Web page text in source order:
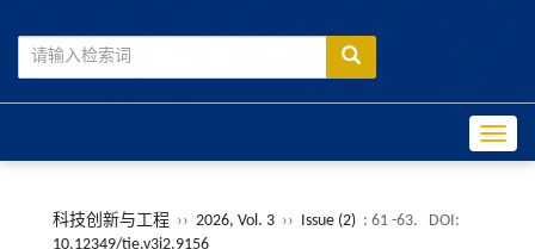
科技创新与工程 ›› 2026, Vol. 3 ›› Issue (2) : 61 -63.
DOI:
10.12349/tie.v3i2.9156